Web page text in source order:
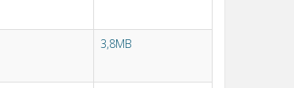
3,8MB